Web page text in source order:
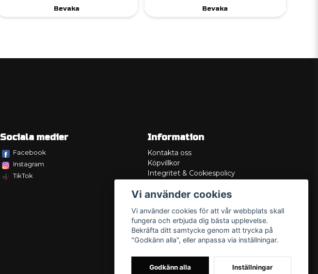
Bevaka Bevaka
Sociala medier
Facebook
Instagram
TikTok
Information
Kontakta oss
Köpvillkor
Integritet & Cookiespolicy
Service/Garanti
Lådritning
Om oss
Vi använder cookies
Vi använder cookies för att vår webbplats skall
fungera och erbjuda dig bästa upplevelse.
Bekräfta ditt samtycke genom att trycka på
"Godkänn alla", eller anpassa via inställningar.
Godkänn alla Inställningar